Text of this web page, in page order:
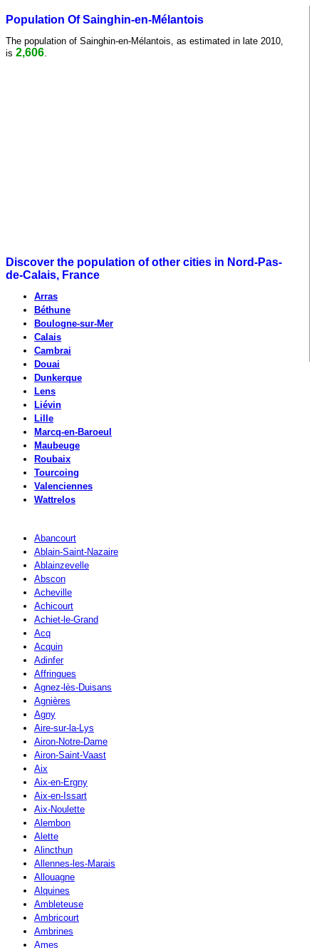
Population Of Sainghin-en-Mélantois
The population of Sainghin-en-Mélantois, as estimated in late 2010,
is 2,606
Discover the population of other cities in Nord-Pas-
de-Calais, France
Arras
Béthune
Boulogne-sur-Mer
Calais
Cambrai
Douai
Dunkerque
Lens
Liévin
Lille
Marcq-en-Baroeul
Maubeuge
Roubaix
Tourcoing
Valenciennes
Wattrelos
Abancourt
Ablain-Saint-Nazaire
Ablainzevelle
Abscon
Acheville
Achicourt
Achiet-le-Grand
Acq
Acquin
Adinfer
Affringues
Agnez-lès-Duisans
Agnières
Agny
Aire-sur-la-Lys
Airon-Notre-Dame
Airon-Saint-Vaast
Aix
Aix-en-Ergny
Aix-en-Issart
Aix-Noulette
Alembon
Alette
Alincthun
Allennes-les-Marais
Allouagne
Alquines
Ambleteuse
Ambricourt
Ambrines
Ames